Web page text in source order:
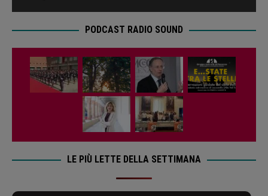
PODCAST RADIO SOUND
LE PIÙ LETTE DELLA SETTIMANA